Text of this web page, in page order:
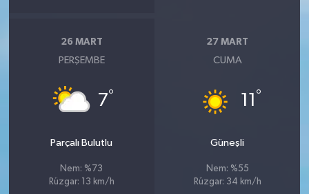
26 MART
PERŞEMBE
7°
Parçalı Bulutlu
Nem: %73
Rüzgar: 13 km/h
27 MART
CUMA
11 °
Güneşli
Nem: %55
Rüzgar: 34 km/h